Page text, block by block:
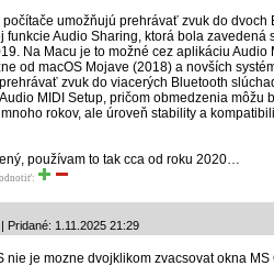
umožňujú prehrávať zvuk do dvoch
funkcie Audio Sharing, ktorá bola zavedená
Na Macu je to možné cez aplikáciu Audio
od macOS Mojave (2018) a novších
zvuk do viacerých Bluetooth
MIDI Setup, pričom obmedzenia môžu
rokov, ale úroveň stability a
používam to tak cca od roku 2020…
Pridané: 1.11.2025 21:29
nie je mozne dvojklikom zvacsovat okna